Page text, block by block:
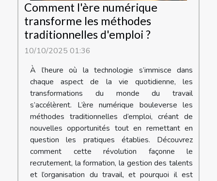
Comment l'ère numérique
transforme les méthodes
traditionnelles d'emploi ?
10/10/2025 01:36
À l’heure où la technologie s’immisce dans
chaque aspect de la vie quotidienne, les
transformations du monde du travail
s’accélèrent. L’ère numérique bouleverse les
méthodes traditionnelles d’emploi, créant de
nouvelles opportunités tout en remettant en
question les pratiques établies. Découvrez
comment cette révolution façonne le
recrutement, la formation, la gestion des talents
et l’organisation du travail, et pourquoi il est